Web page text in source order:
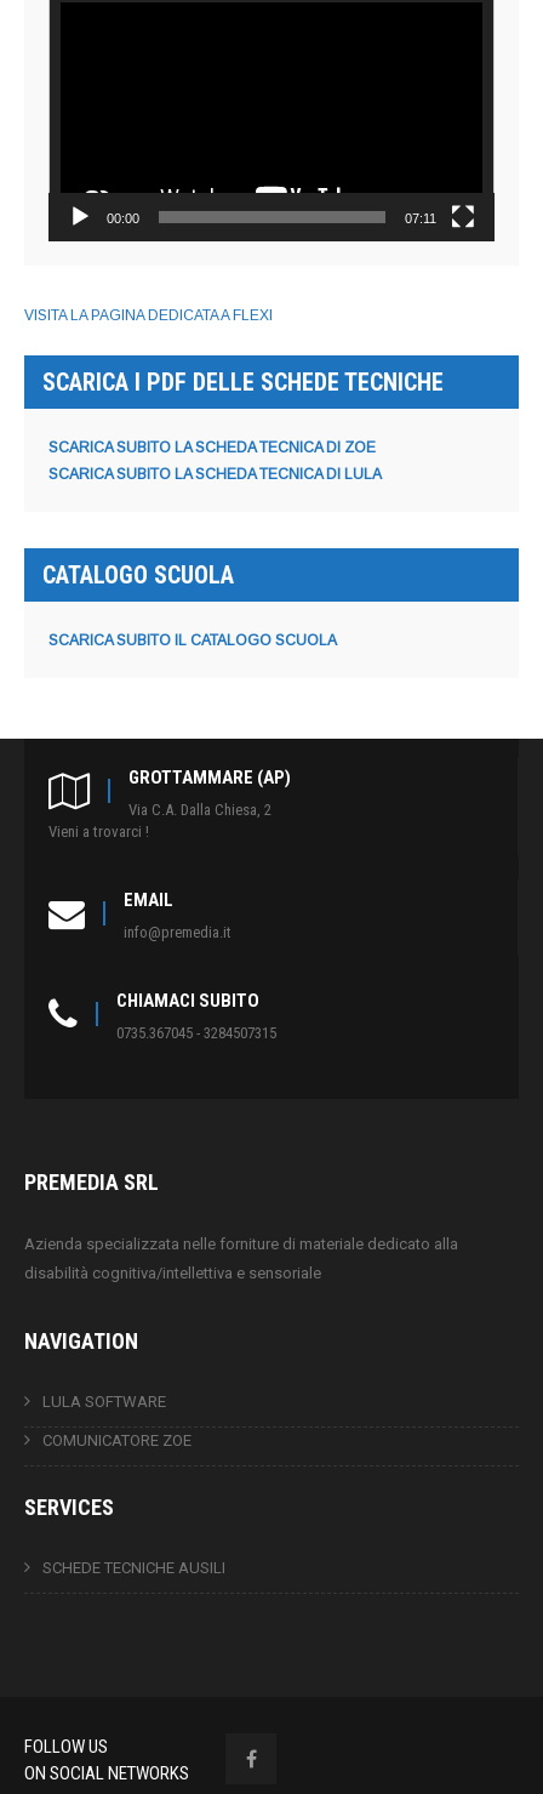
00:00 07:11
VISITA LA PAGINA DEDICATA A FLEXI
SCARICA I PDF DELLE SCHEDE TECNICHE
SCARICA SUBITO LA SCHEDA TECNICA DI ZOE
SCARICA SUBITO LA SCHEDA TECNICA DI LULA
CATALOGO SCUOLA
SCARICA SUBITO IL CATALOGO SCUOLA
GROTTAMMARE (AP)
Via C.A. Dalla Chiesa, 2
Vieni a trovarci !
EMAIL
info@premedia.it
CHIAMACI SUBITO
0735.367045 - 3284507315
PREMEDIA SRL
Azienda specializzata nelle forniture di materiale dedicato alla
disabilità cognitiva/intellettiva e sensoriale
NAVIGATION
LULA SOFTWARE
COMUNICATORE ZOE
SERVICES
SCHEDE TECNICHE AUSILI
FOLLOW US
ON SOCIAL NETWORKS